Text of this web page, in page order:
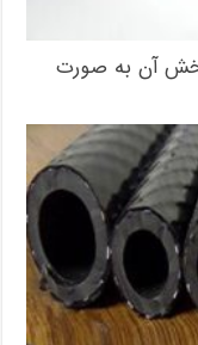
آن به صورت